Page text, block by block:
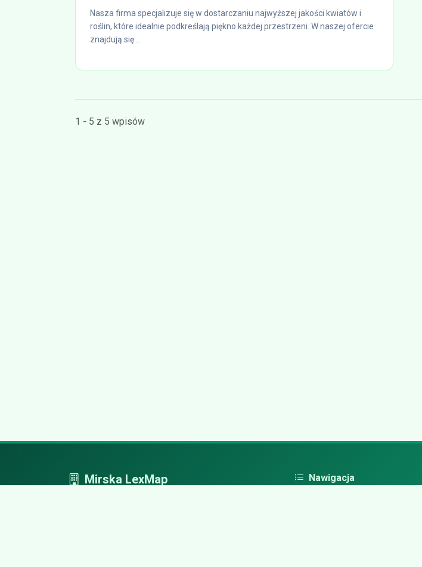
Nasza firma specjalizuje się w dostarczaniu najwyższej jakości kwiatów i
roślin, które idealnie podkreślają piękno każdej przestrzeni. W naszej ofercie
znajdują się...
1 - 5 z 5 wpisów
Mirska LexMap Nawigacja